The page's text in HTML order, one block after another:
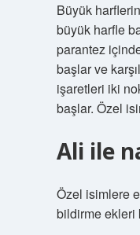
Büyük
büyük harfle
parantez
başlar ve
işaretleri iki
başlar. Özel
Ali ile
Özel isimlere
bildirme ekleri